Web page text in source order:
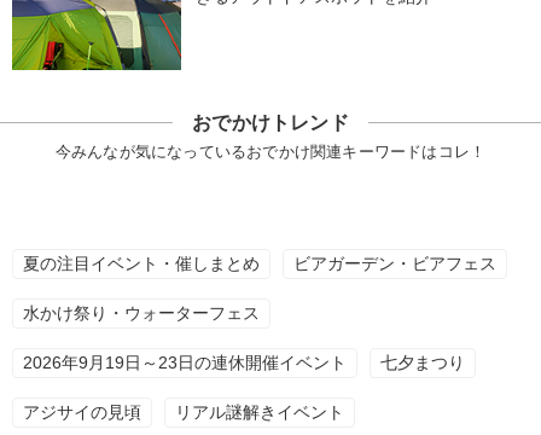
おでかけトレンド
今みんなが気になっているおでかけ関連キーワードはコレ！
夏の注目イベント・催しまとめ ビアガーデン・ビアフェス
水かけ祭り・ウォーターフェス
2026年9月19日～23日の連休開催イベント 七夕まつり
アジサイの見頃 リアル謎解きイベント